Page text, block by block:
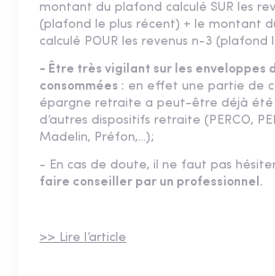
montant du plafond calculé SUR les
(plafond le plus récent) + le montant
calculé POUR les revenus n-3 (plafond
- Être très vigilant sur les enveloppes
consommées : en effet une partie de
épargne retraite a peut-être déjà été
d’autres dispositifs retraite (PERCO,
Madelin, Préfon,…);
- En cas de doute, il ne faut pas
faire conseiller par un professionnel.
>> Lire l’article